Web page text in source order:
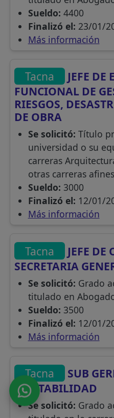
Sueldo: 4400
Finalizó el: 23/01/
Más información
Tacna
JEFE DE
FUNCIONAL DE
RIESGOS,
DE OBRA
Se solicitó: Título
universidad o su
carreras
otras carreras afines
Sueldo: 3000
Finalizó el: 12/01/
Más información
Tacna
JEFE DE
SECRETARIA
Se solicitó: Grado
titulado en
Sueldo: 3500
Finalizó el: 12/01/
Más información
Tacna
SUB
CONTABILIDAD
Se solicitó: Grado